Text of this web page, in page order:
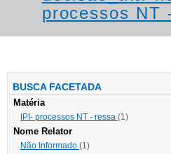
processos
BUSCA FACETADA
Matéria
IPI- processos NT - ressa (1)
Nome Relator
Não Informado (1)